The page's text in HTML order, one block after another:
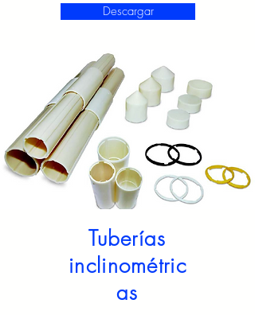
Descargar
Tuberías
inclinométric
as